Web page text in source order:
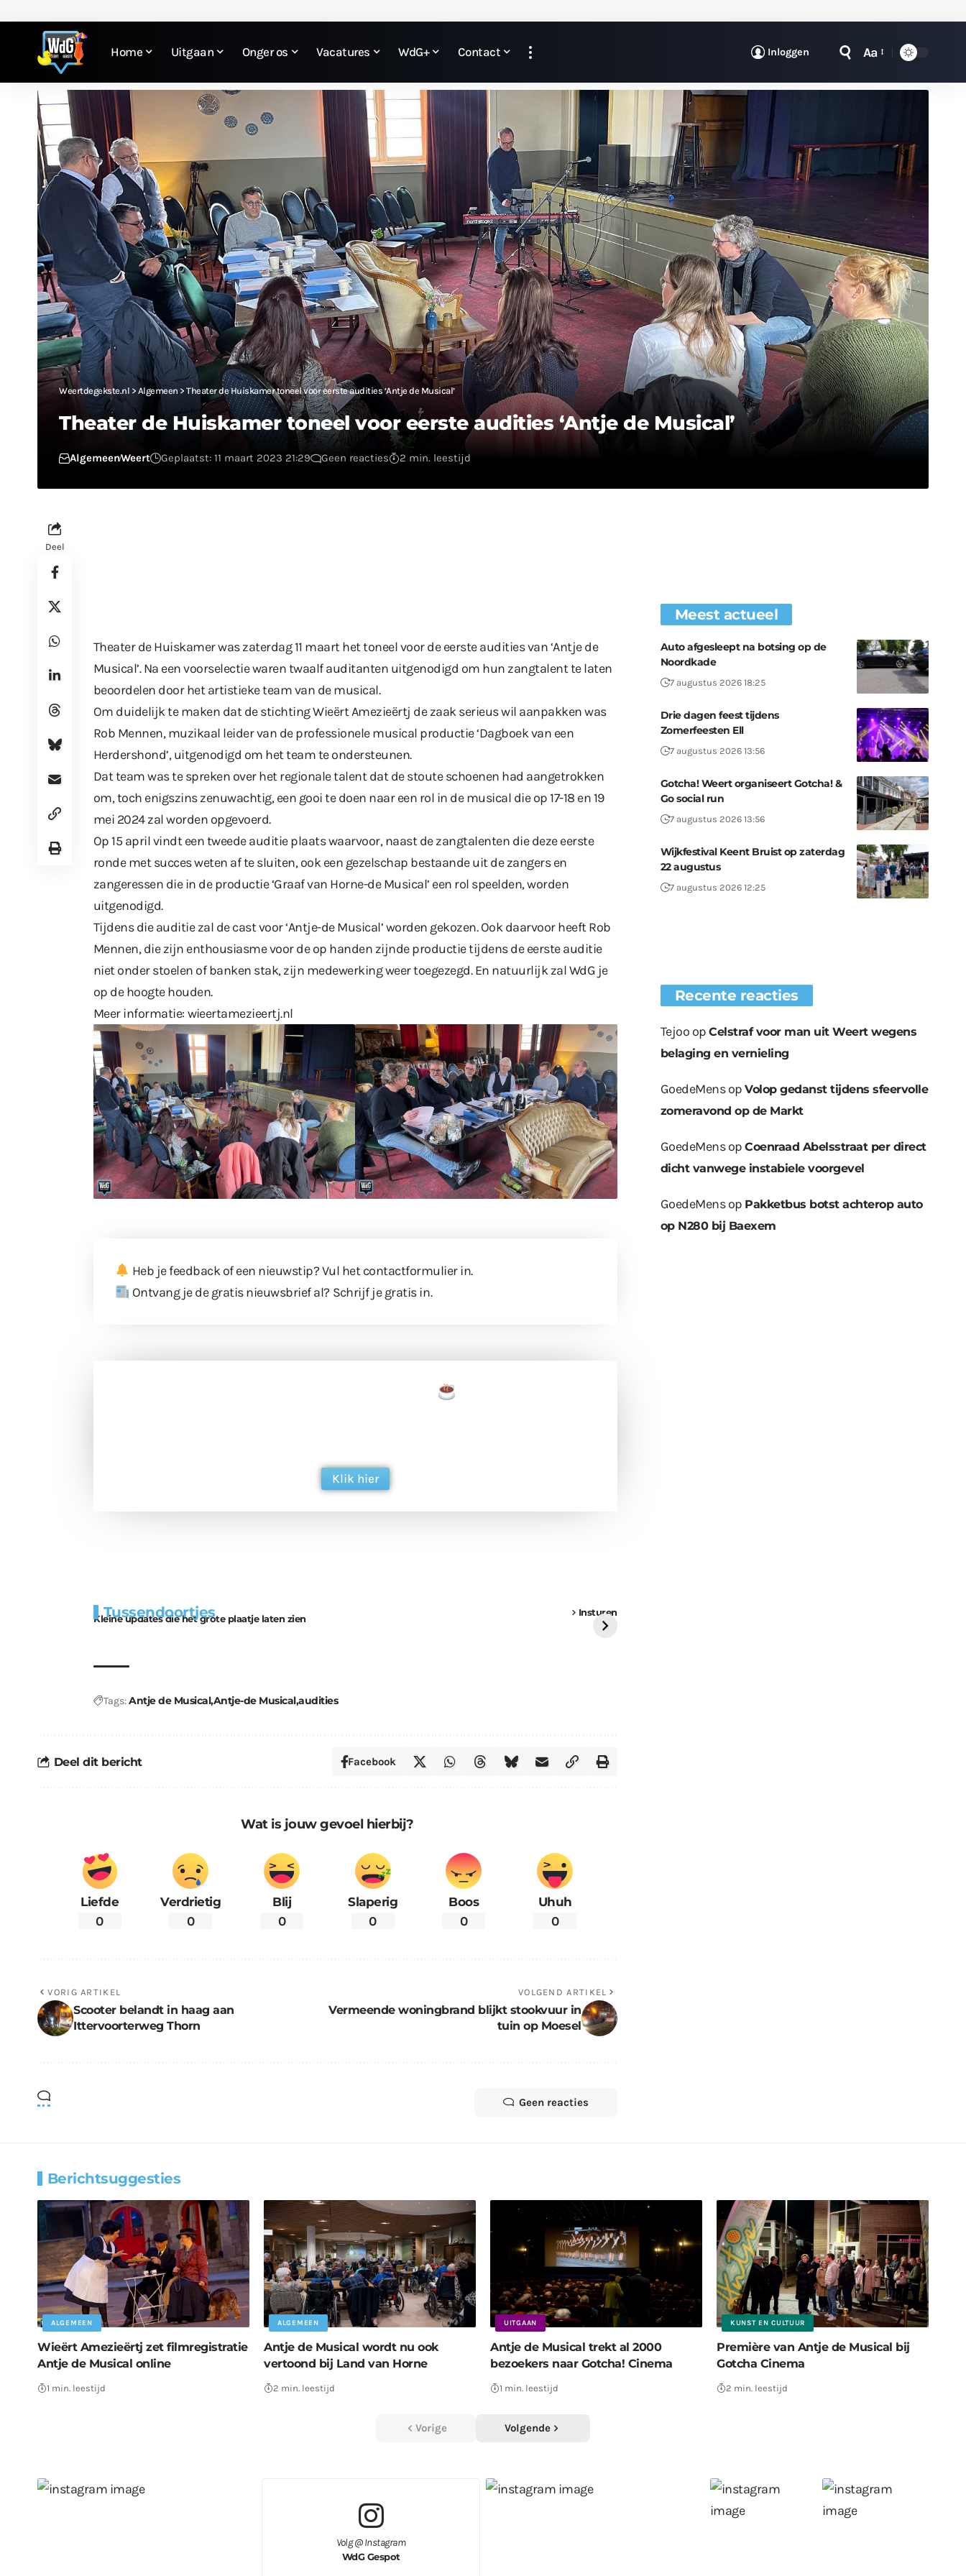
Home Uitgaan Onger os Vacatures WdG+ Contact Inloggen Aa
Weertdegekste.nl > Algemeen > Theater de Huiskamer toneel voor eerste audities ‘Antje de Musical’
Theater de Huiskamer toneel voor eerste audities ‘Antje de Musical’
AlgemeenWeert Geplaatst: 11 maart 2023 21:29 Geen reacties 2 min. leestijd
Deel
Theater de Huiskamer was zaterdag 11 maart het toneel voor de eerste audities van ‘Antje de
Musical’. Na een voorselectie waren twaalf auditanten uitgenodigd om hun zangtalent te laten
beoordelen door het artistieke team van de musical.
Om duidelijk te maken dat de stichting Wieërt Amezieërtj de zaak serieus wil aanpakken was
Rob Mennen, muzikaal leider van de professionele musical productie ‘Dagboek van een
Herdershond’, uitgenodigd om het team te ondersteunen.
Dat team was te spreken over het regionale talent dat de stoute schoenen had aangetrokken
om, toch enigszins zenuwachtig, een gooi te doen naar een rol in de musical die op 17-18 en 19
mei 2024 zal worden opgevoerd.
Op 15 april vindt een tweede auditie plaats waarvoor, naast de zangtalenten die deze eerste
ronde met succes weten af te sluiten, ook een gezelschap bestaande uit de zangers en
zangeressen die in de productie ‘Graaf van Horne-de Musical’ een rol speelden, worden
uitgenodigd.
Tijdens die auditie zal de cast voor ‘Antje-de Musical’ worden gekozen. Ook daarvoor heeft Rob
Mennen, die zijn enthousiasme voor de op handen zijnde productie tijdens de eerste auditie
niet onder stoelen of banken stak, zijn medewerking weer toegezegd. En natuurlijk zal WdG je
op de hoogte houden.
Meer informatie: wieertamezieertj.nl
Heb je feedback of een nieuwstip? Vul het contactformulierin.
Ontvang je de gratis nieuwsbrief al? Schrijf je gratis in.
Klik hier
Tussendoortjes Insturen
Kleine updates die het grote plaatje laten zien
bouwmateriaal voor
kabouters
uitdaging
Tags:Antje de MusicalAntje-de Musicalaudities
Deel dit bericht Facebook
Wat is jouw gevoel hierbij?
Liefde
0
Verdrietig
0
Blij
0
Slaperig
0
Boos
0
Uhuh
0
VORIG ARTIKEL
Scooter belandt in haag aan
Ittervoorterweg Thorn
VOLGEND ARTIKEL
Vermeende woningbrand blijkt stookvuur in
tuin op Moesel
Geen reacties
Meest actueel
Auto afgesleept na botsing op de
Noordkade
7 augustus 2026 18:25
Drie dagen feest tijdens
Zomerfeesten Ell
7 augustus 2026 13:56
Gotcha! Weert organiseert Gotcha! &
Go social run
7 augustus 2026 13:56
Wijkfestival Keent Bruist op zaterdag
22 augustus
7 augustus 2026 12:25
Recente reacties
Tejoo opCelstraf voor man uit Weert wegens
belaging en vernieling
GoedeMensopVolop gedanst tijdens sfeervolle
zomeravond op de Markt
GoedeMensopCoenraad Abelsstraat per direct
dicht vanwege instabiele voorgevel
GoedeMensop Pakketbus botst achterop auto
op N280 bij Baexem
Berichtsuggesties
ALGEMEEN
Wieërt Amezieërtj zet filmregistratie
Antje de Musical online
1 min. leestijd
ALGEMEEN
Antje de Musical wordt nu ook
vertoond bij Land van Horne
2 min. leestijd
UITGAAN
Antje de Musical trekt al 2000
bezoekers naar Gotcha! Cinema
1 min. leestijd
KUNST EN CULTUUR
Première van Antje de Musical bij
Gotcha Cinema
2 min. leestijd
Vorige Volgende
Volg @ Instagram
WdG Gespot